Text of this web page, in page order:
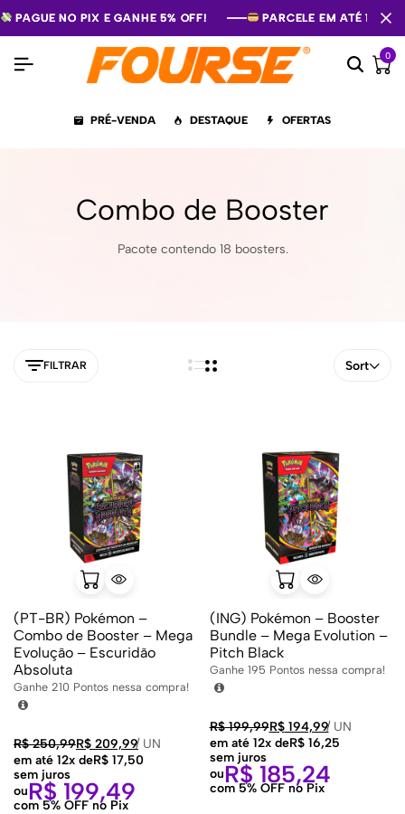
PAGUE NO PIX E GANHE 5% OFF! PARCELE EM ATÉ 12X
PAGUE NO PIX E GANHE 5% OFF! PARCELE EM ATÉ 12X
PAGUE NO PIX E GANHE 5% OFF! PARCELE EM ATÉ 12X
0
PRÉ-VENDA DESTAQUE OFERTAS
Combo de Booster
Pacote contendo 18 boosters.
FILTRAR Sort
(PT-BR) Pokémon –
Combo de Booster – Mega
Evolução – Escuridão
Absoluta
Ganhe 210 Pontos nessa compra!
R$250,99R$ 209,99/UN
em até 12x deR$ 17,50
sem juros
ouR$ 199,49
com 5% OFF no Pix
(ING) Pokémon – Booster
Bundle – Mega Evolution –
Pitch Black
Ganhe 195 Pontos nessa compra!
R$199,99R$194,99/UN
em até 12x deR$16,25
sem juros
ouR$ 185,24
com 5% OFF no Pix